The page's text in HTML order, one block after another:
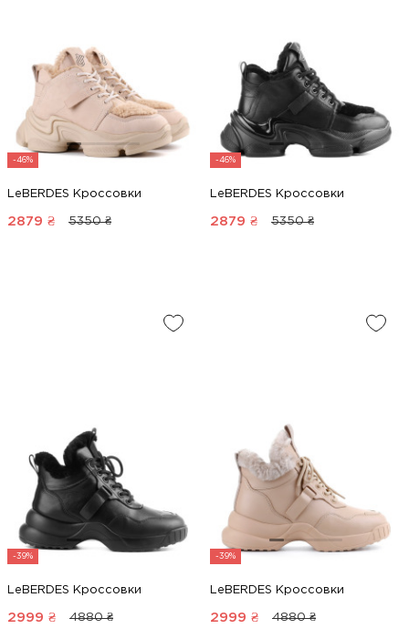
-46%
LeBERDES Кроссовки
2879 ₴ 5350 ₴
-46%
LeBERDES Кроссовки
2879 ₴ 5350 ₴
-39%
LeBERDES Кроссовки
2999 ₴ 4880 ₴
-39%
LeBERDES Кроссовки
2999 ₴ 4880 ₴